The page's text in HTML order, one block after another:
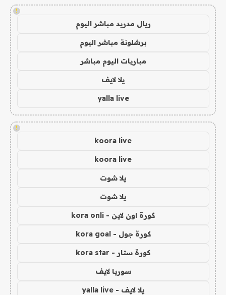
!
ريال مدريد مباشر اليوم
برشلونة مباشر اليوم
مباريات اليوم مباشر
يلا لايف
yalla live
!
koora live
koora live
يلا شوت
يلا شوت
كورة اون لاين - kora onli
كورة جول - kora goal
كورة ستار - kora star
سوريا لايف
يلا لايف - yalla live